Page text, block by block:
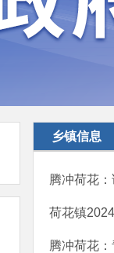
乡镇信息
腾冲荷花
荷花镇
腾冲荷花